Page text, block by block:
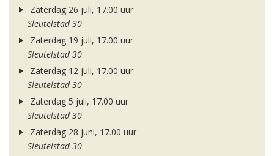
Zaterdag 26 juli, 17.00 uur
Sleutelstad 30
Zaterdag 19 juli, 17.00 uur
Sleutelstad 30
Zaterdag 12 juli, 17.00 uur
Sleutelstad 30
Zaterdag 5 juli, 17.00 uur
Sleutelstad 30
Zaterdag 28 juni, 17.00 uur
Sleutelstad 30